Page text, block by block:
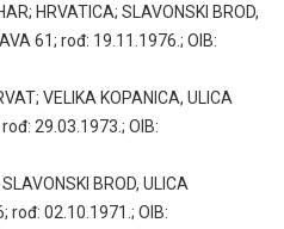
HRVATICA; SLAVONSKI BROD,
61; rođ: 19.11.1976.; OIB:
VELIKA KOPANICA, ULICA
29.03.1973.; OIB:
BROD, ULICA
rođ: 02.10.1971.; OIB: